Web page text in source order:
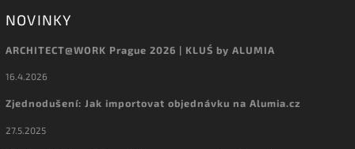
NOVINKY
ARCHITECT@WORK Prague 2026 | KLUŚ by ALUMIA
16.4.2026
Zjednodušení: Jak importovat objednávku na Alumia.cz
27.5.2025